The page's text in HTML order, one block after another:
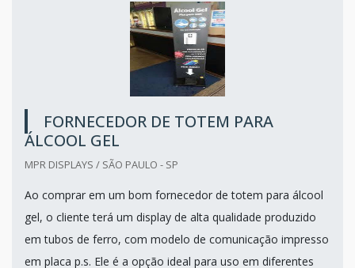
FORNECEDOR DE TOTEM PARA
ÁLCOOL GEL
MPR DISPLAYS / SÃO PAULO - SP
Ao comprar em um bom fornecedor de totem para álcool
gel, o cliente terá um display de alta qualidade produzido
em tubos de ferro, com modelo de comunicação impresso
em placa p.s. Ele é a opção ideal para uso em diferentes